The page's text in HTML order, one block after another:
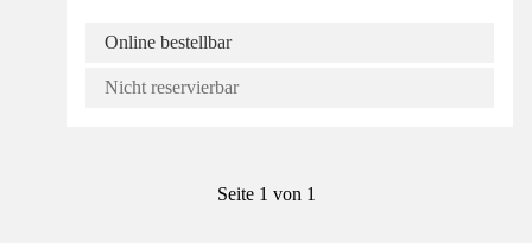
Online bestellbar
Nicht reservierbar
Seite 1 von 1